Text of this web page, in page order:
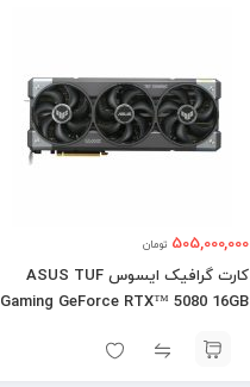
505,000,000 تومان
کارت گرافیک ایسوس ASUS TUF
Gaming GeForce RTX™ 5080 16GB